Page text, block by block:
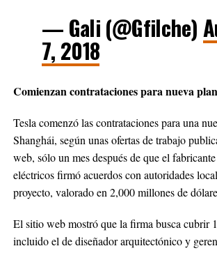
— Gali (@Gfilche)
7, 2018
Comienzan contrataciones para nueva
Tesla comenzó las contrataciones para una
Shanghái, según unas ofertas de trabajo
web, sólo un mes después de que el
eléctricos firmó acuerdos con autoridades
proyecto, valorado en 2,000 millones de
El sitio web mostró que la firma busca cubrir
incluido el de diseñador arquitectónico y